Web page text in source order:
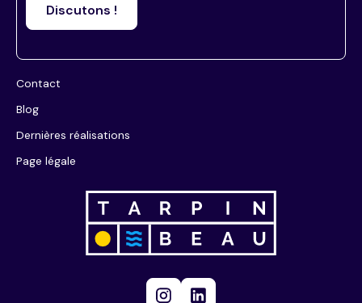
Discutons !
Contact
Blog
Dernières réalisations
Page légale